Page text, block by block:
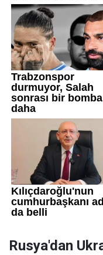
Rusya'dan